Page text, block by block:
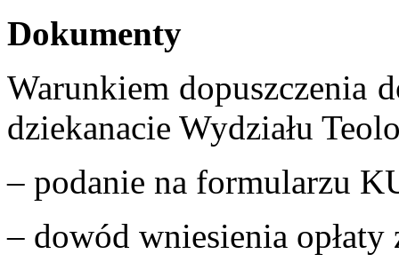
Dokumenty
Warunkiem dopuszczenia
dziekanacie Wydziału
– podanie na formularzu
– dowód wniesienia